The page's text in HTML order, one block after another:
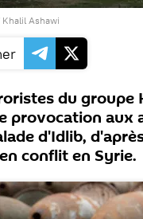
Khalil Ashawi
du groupe
provocation aux
d'Idlib,
conflit en Syrie.